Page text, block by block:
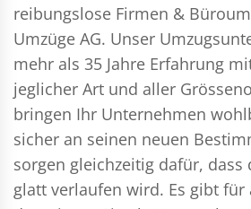
reibungslose Firmen &
Umzüge AG. Unser
mehr als 35 Jahre Erfahrung
jeglicher Art und aller
bringen Ihr Unternehmen
sicher an seinen neuen
sorgen gleichzeitig dafür, dass
glatt verlaufen wird. Es gibt für